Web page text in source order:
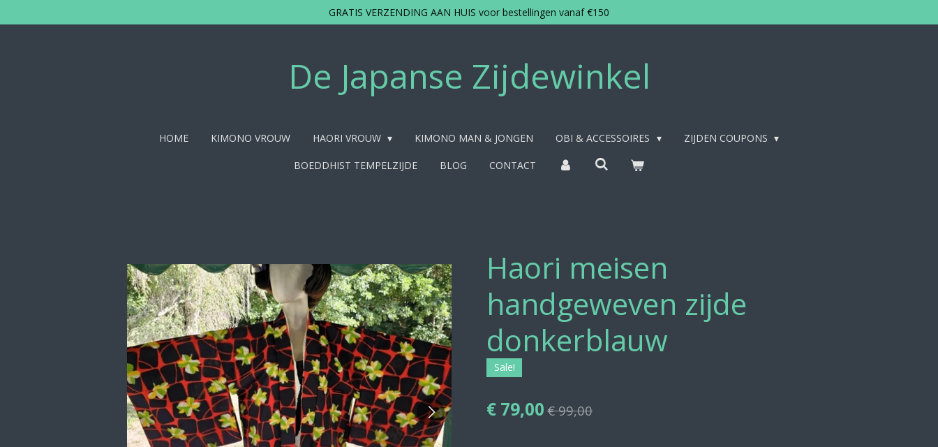
direct
GRATIS VERZENDING AAN HUIS voor bestellingen vanaf €150
De Japanse Zijdewinkel
HOME KIMONO VROUW HAORI VROUW KIMONO MAN & JONGEN OBI & ACCESSOIRES ZIJDEN COUPONS
BOEDDHIST TEMPELZIJDE BLOG CONTACT
Haori meisen
handgeweven zijde
donkerblauw
Sale!
€ 79,00 € 99,00